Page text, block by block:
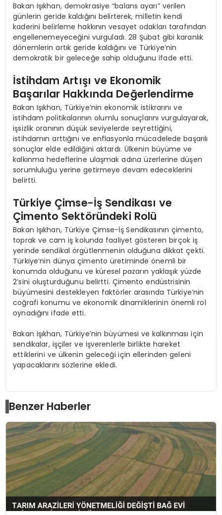
Bakan Işıkhan, demokrasiye “balans ayarı” verilen
günlerin geride kaldığını belirterek, milletin kendi
kaderini belirleme hakkının vesayet odakları tarafından
engellenemeyeceğini vurguladı. 28 Şubat gibi karanlık
dönemlerin artık geride kaldığını ve Türkiye’nin
demokratik bir geleceğe sahip olduğunu ifade etti.
İstihdam Artışı ve Ekonomik
Başarılar Hakkında Değerlendirme
Bakan Işıkhan, Türkiye’nin ekonomik istikrarını ve
istihdam politikalarının olumlu sonuçlarını vurgulayarak,
işsizlik oranının düşük seviyelerde seyrettiğini,
istihdamın arttığını ve enflasyonla mücadelede başarılı
sonuçlar elde edildiğini aktardı. Ülkenin büyüme ve
kalkınma hedeflerine ulaşmak adına üzerlerine düşen
sorumluluğu yerine getirmeye devam edeceklerini
belirtti.
Türkiye Çimse-İş Sendikası ve
Çimento Sektöründeki Rolü
Bakan Işıkhan, Türkiye Çimse-İş Sendikasının çimento,
toprak ve cam iş kolunda faaliyet gösteren birçok iş
yerinde sendikal örgütlenmenin olduğuna dikkat çekti.
Türkiye’nin dünya çimento üretiminde önemli bir
konumda olduğunu ve küresel pazarın yaklaşık yüzde
2’sini oluşturduğunu belirtti. Çimento endüstrisinin
büyümesini destekleyen faktörler arasında Türkiye’nin
coğrafi konumu ve ekonomik dinamiklerinin önemli rol
oynadığını ifade etti.
Bakan Işıkhan, Türkiye’nin büyümesi ve kalkınması için
sendikalar, işçiler ve işverenlerle birlikte hareket
ettiklerini ve ülkenin geleceği için ellerinden geleni
yapacaklarını sözlerine ekledi.
Benzer Haberler